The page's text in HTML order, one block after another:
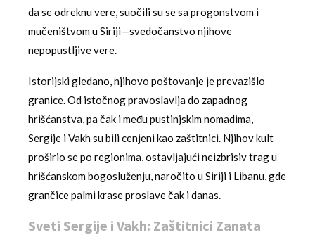
da se odreknu vere, suočili su se sa progonstvom i
mučeništvom u Siriji—svedočanstvo njihove
nepopustljive vere.
Istorijski gledano, njihovo poštovanje je prevazišlo
granice. Od istočnog pravoslavlja do zapadnog
hrišćanstva, pa čak i među pustinjskim nomadima,
Sergije i Vakh su bili cenjeni kao zaštitnici. Njihov kult
proširio se po regionima, ostavljajući neizbrisiv trag u
hrišćanskom bogosluženju, naročito u Siriji i Libanu, gde
grančice palmi krase proslave čak i danas.
Sveti Sergije i Vakh: Zaštitnici Zanata